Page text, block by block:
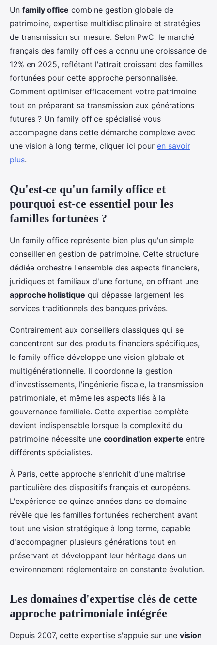
Un family office combine gestion globale de
patrimoine, expertise multidisciplinaire et stratégies
de transmission sur mesure. Selon PwC, le marché
français des family offices a connu une croissance de
12% en 2025, reflétant l'attrait croissant des familles
fortunées pour cette approche personnalisée.
Comment optimiser efficacement votre patrimoine
tout en préparant sa transmission aux générations
futures ? Un family office spécialisé vous
accompagne dans cette démarche complexe avec
une vision à long terme, cliquer ici pour en savoir
plus.
Qu'est-ce qu'un family office et
pourquoi est-ce essentiel pour les
familles fortunées ?
Un family office représente bien plus qu'un simple
conseiller en gestion de patrimoine. Cette structure
dédiée orchestre l'ensemble des aspects financiers,
juridiques et familiaux d'une fortune, en offrant une
approche holistique qui dépasse largement les
services traditionnels des banques privées.
Contrairement aux conseillers classiques qui se
concentrent sur des produits financiers spécifiques,
le family office développe une vision globale et
multigénérationnelle. Il coordonne la gestion
d'investissements, l'ingénierie fiscale, la transmission
patrimoniale, et même les aspects liés à la
gouvernance familiale. Cette expertise complète
devient indispensable lorsque la complexité du
patrimoine nécessite une coordination experte entre
différents spécialistes.
À Paris, cette approche s'enrichit d'une maîtrise
particulière des dispositifs français et européens.
L'expérience de quinze années dans ce domaine
révèle que les familles fortunées recherchent avant
tout une vision stratégique à long terme, capable
d'accompagner plusieurs générations tout en
préservant et développant leur héritage dans un
environnement réglementaire en constante évolution.
Les domaines d'expertise clés de cette
approche patrimoniale intégrée
Depuis 2007, cette expertise s'appuie sur une vision